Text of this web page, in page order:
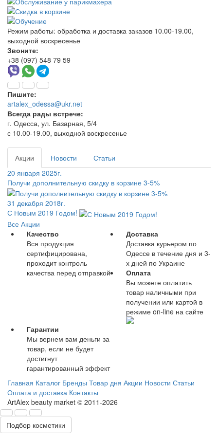
Режим работы: обработка и доставка заказов 10.00-19.00,
выходной воскресенье
Звоните:
+38 (097) 548 79 59
Пишите:
artalex_odessa@ukr.net
Всегда рады встрече:
г. Одесса, ул. Базарная, 5/4
с 10.00-19.00, выходной воскресенье
Акции Новости
Статьи
20 января 2025г.
Получи дополнительную скидку в корзине 3-5%
31 декабря 2018г.
С Новым 2019 Годом!
Все Акции
Качество
Вся продукция
сертифицирована,
проходит контроль
качества перед отправкой
Доставка
Доставка курьером по
Одессе в течение дня и 3-
х дней по Украине
Оплата
Вы можете оплатить
товар наличными при
получении или картой в
режиме on-line на сайте
Гарантии
Мы вернем вам деньги за
товар, если не будет
достигнут
гарантированный эффект
Главная Каталог Бренды Товар дня Акции Новости Статьи
Оплата и доставка Контакты
ArtAlex beauty market © 2011-2026
Подбор косметики